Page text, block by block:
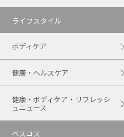
ライフスタイル
ボディケア
健康・ヘルスケア
健康・ボディケア・リフレッシ
ュニュース
ベスコス